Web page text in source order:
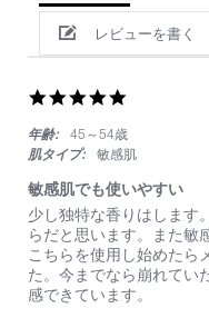
レビューを書く
rating
年齢:
45～54歳
肌タイプ:
敏感肌
敏感肌でも使いやすい
Review
by
on
21
Jun
2026
review
stating
敏
感
肌
で
少し独特な香りはします
らだと思います。また敏
こちらを使用し始めたら
た。今までなら崩れてい
感できています。